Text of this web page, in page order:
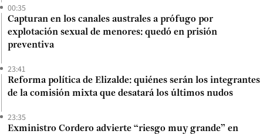
00:35
Capturan en los canales australes a prófugo por
explotación sexual de menores: quedó en prisión
preventiva
23:41
Reforma política de Elizalde: quiénes serán los integrantes
de la comisión mixta que desatará los últimos nudos
23:35
Exministro Cordero advierte “riesgo muy grande” en